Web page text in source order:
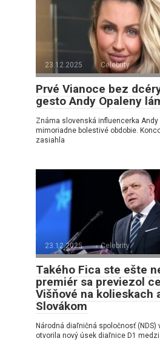
23.12.2025 Celebrity
Prvé Vianoce bez
gesto Andy Opaleny
Známa slovenská influencerka Andy
mimoriadne bolestivé obdobie.
zasiahla
23.12.2025 Celebrity
Takého Fica ste ešte
premiér sa previezol
Višňové na kolieskach
Slovákom
Národná diaľničná spoločnosť (NDS)
otvorila nový úsek diaľnice D1